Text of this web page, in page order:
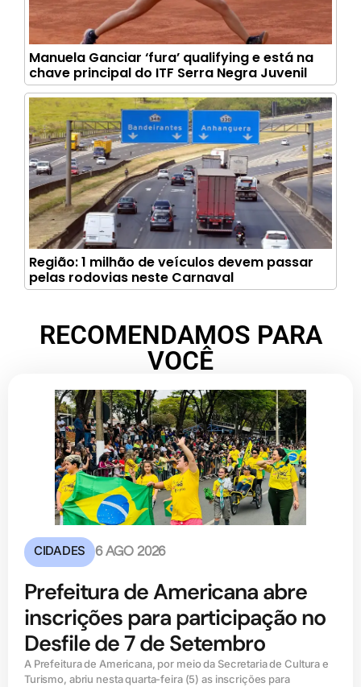
Manuela Ganciar ‘fura’ qualifying e está na
chave principal do ITF Serra Negra Juvenil
Região: 1 milhão de veículos devem passar
pelas rodovias neste Carnaval
RECOMENDAMOS PARA
VOCÊ
CIDADES 6 AGO 2026
Prefeitura de Americana abre
inscrições para participação no
Desfile de 7 de Setembro
A Prefeitura de Americana, por meio da Secretaria de Cultura e
Turismo, abriu nesta quarta-feira (5) as inscrições para